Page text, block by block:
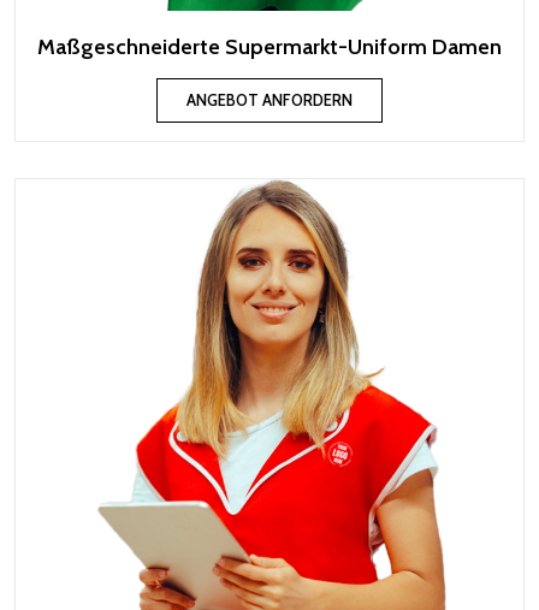
Maßgeschneiderte Supermarkt-Uniform Damen
ANGEBOT ANFORDERN